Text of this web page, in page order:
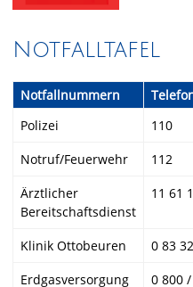
Notfalltafel
Notfallnummern
Polizei
110
Notruf/Feuerwehr
112
Ärztlicher
Bereitschaftsdienst
11 61
Klinik Ottobeuren
0 83
Erdgasversorgung
0 800